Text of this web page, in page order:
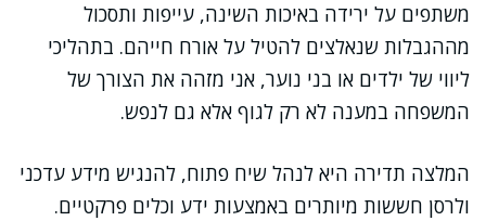
משתפים על ירידה באיכות השינה, עייפות ותסכול
מההגבלות שנאלצים להטיל על אורח חייהם. בתהליכי
ליווי של ילדים או בני נוער, אני מזהה את הצורך של
המשפחה במענה לא רק לגוף אלא גם לנפש.
המלצה תדירה היא לנהל שיח פתוח, להנגיש מידע עדכני
ולרסן חששות מיותרים באמצעות ידע וכלים פרקטיים.